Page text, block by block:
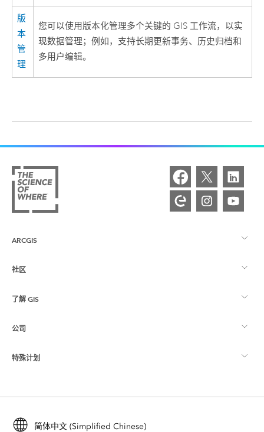
版
本
管
理
您可以使用版本化管理多个关键的 GIS 工作流，以实
现数据管理；例如，支持长期更新事务、历史归档和
多用户编辑。
ARCGIS
ArcGIS 概览
制图
社区
Esri 社区
ArcGIS 博客
了解 GIS
什么是 GIS？
位置智能
培训
ArcUser
公司
关于 Esri
招贤纳士
特殊计划
ArcGIS for Student Use
简体中文 (Simplified Chinese)